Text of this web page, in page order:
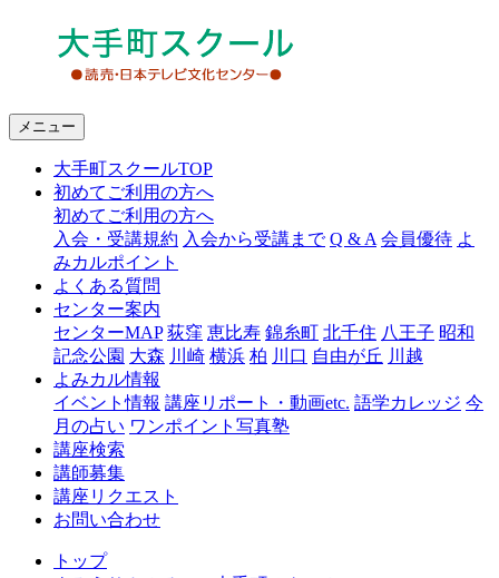
チ
ー
大
手
メニュー
大手町スクールTOP
初めてご利用の方へ
初めてご利用の方へ
入会・受講規約 入会から受講まで Q & A 会員優待 よ
みカルポイント
よくある質問
センター案内
センターMAP 荻窪 恵比寿 錦糸町 北千住 八王子 昭和
記念公園 大森 川崎 横浜 柏 川口 自由が丘 川越
よみカル情報
イベント情報 講座リポート・動画etc. 語学カレッジ 今
月の占い ワンポイント写真塾
講座検索
講師募集
講座リクエスト
お問い合わせ
トップ